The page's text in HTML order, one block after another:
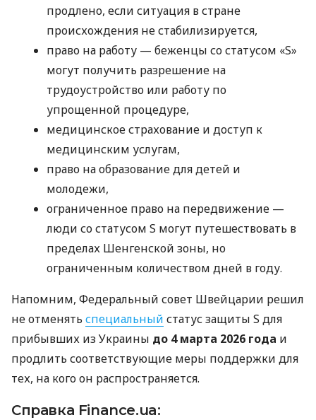
продлено, если ситуация в стране
происхождения не стабилизируется,
право на работу — беженцы со статусом «S»
могут получить разрешение на
трудоустройство или работу по
упрощенной процедуре,
медицинское страхование и доступ к
медицинским услугам,
право на образование для детей и
молодежи,
ограниченное право на передвижение —
люди со статусом S могут путешествовать в
пределах Шенгенской зоны, но
ограниченным количеством дней в году.
Напомним, Федеральный совет Швейцарии решил
не отменять специальный статус защиты S для
прибывших из Украины до 4 марта 2026 года и
продлить соответствующие меры поддержки для
тех, на кого он распространяется.
Справка Finance.ua: